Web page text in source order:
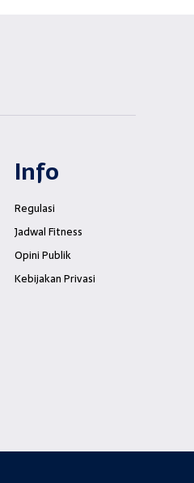
Info
Regulasi
Jadwal Fitness
Opini Publik
Kebijakan Privasi